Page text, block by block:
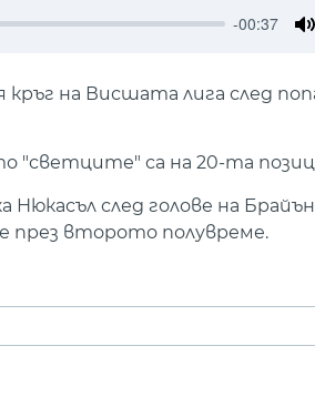
-00:37
на Висшата лига след
"светците" са на 20-та
след голове на
през второто полувреме.